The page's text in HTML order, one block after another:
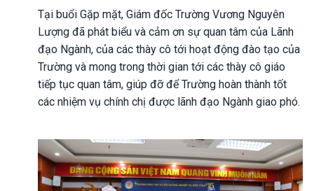
Tại buổi Gặp mặt, Giám đốc Trường Vương Nguyên
Lượng đã phát biểu và cảm ơn sự quan tâm của Lãnh
đạo Ngành, của các thày cô tới hoạt động đào tạo của
Trường và mong trong thời gian tới các thày cô giáo
tiếp tục quan tâm, giúp đỡ để Trường hoàn thành tốt
các nhiệm vụ chính chị được lãnh đạo Ngành giao phó.